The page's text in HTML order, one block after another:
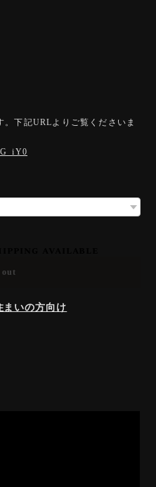
下記URLよりご覧くださいま
out
まいの方向け